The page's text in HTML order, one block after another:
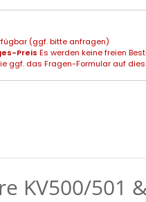
(ggf. bitte anfragen)
Preis Es werden keine freien
ggf. das Fragen-Formular auf
KV500/501